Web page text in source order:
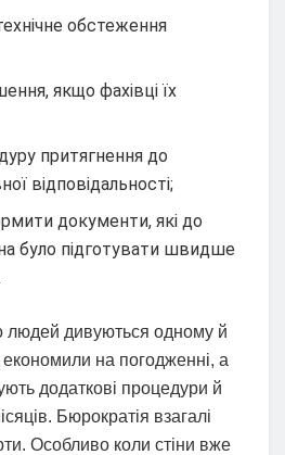
обстеження
якщо фахівці їх
притягнення до
відповідальності;
документи, які до
було підготувати швидше
людей дивуються одному й
на погодженні, а
додаткові процедури й
Бюрократія взагалі
Особливо коли стіни вже